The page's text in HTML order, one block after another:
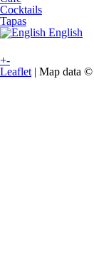
Cocktails
Tapas
English
+-
Leaflet | Map data ©